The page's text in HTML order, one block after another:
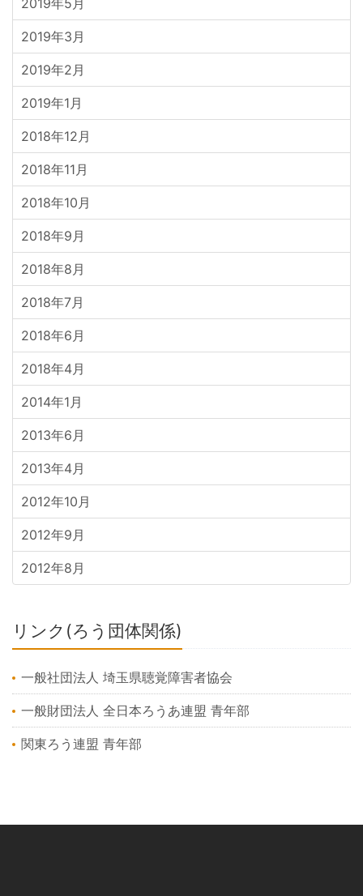
2019年5月
2019年3月
2019年2月
2019年1月
2018年12月
2018年11月
2018年10月
2018年9月
2018年8月
2018年7月
2018年6月
2018年4月
2014年1月
2013年6月
2013年4月
2012年10月
2012年9月
2012年8月
リンク(ろう団体関係)
一般社団法人 埼玉県聴覚障害者協会
一般財団法人 全日本ろうあ連盟 青年部
関東ろう連盟 青年部